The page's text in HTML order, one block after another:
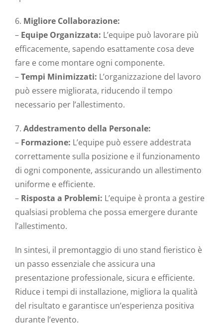
6. Migliore Collaborazione:
– Equipe Organizzata: L’equipe può lavorare più
efficacemente, sapendo esattamente cosa deve
fare e come montare ogni componente.
–Tempi Minimizzati: L’organizzazione del lavoro
può essere migliorata, riducendo il tempo
necessario per l’allestimento.
7. Addestramento della Personale:
– Formazione: L’equipe può essere addestrata
correttamente sulla posizione e il funzionamento
di ogni componente, assicurando un allestimento
uniforme e efficiente.
– Risposta a Problemi: L’equipe è pronta a gestire
qualsiasi problema che possa emergere durante
l’allestimento.
In sintesi, il premontaggio di uno stand fieristico è
un passo essenziale che assicura una
presentazione professionale, sicura e efficiente.
Riduce i tempi di installazione, migliora la qualità
del risultato e garantisce un’esperienza positiva
durante l’evento.